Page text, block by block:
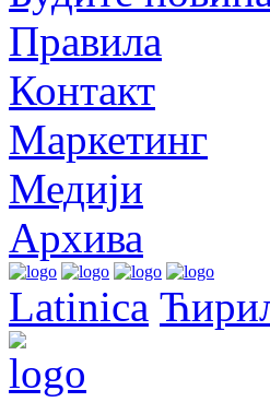
Правила
Контакт
Маркетинг
Медији
Архива
Latinica